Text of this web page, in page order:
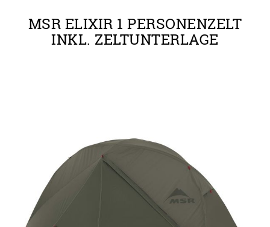
MSR ELIXIR 1 PERSONENZELT
INKL. ZELTUNTERLAGE